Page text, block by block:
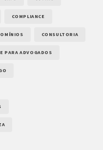
COMPLIANCE
CONSULTORIA
PARA ADVOGADOS